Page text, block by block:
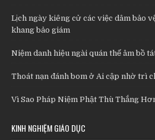
Lịch ngày kiêng cử các việc dâm bảo
khang bảo giám
Niệm danh hiệu ngài quán thế âm bồ
Thoát nạn đánh bom ở Ai cập nhờ trì
Vì Sao Pháp Niệm Phật Thù Thắng
KINH NGHIỆM GIÁO DỤC